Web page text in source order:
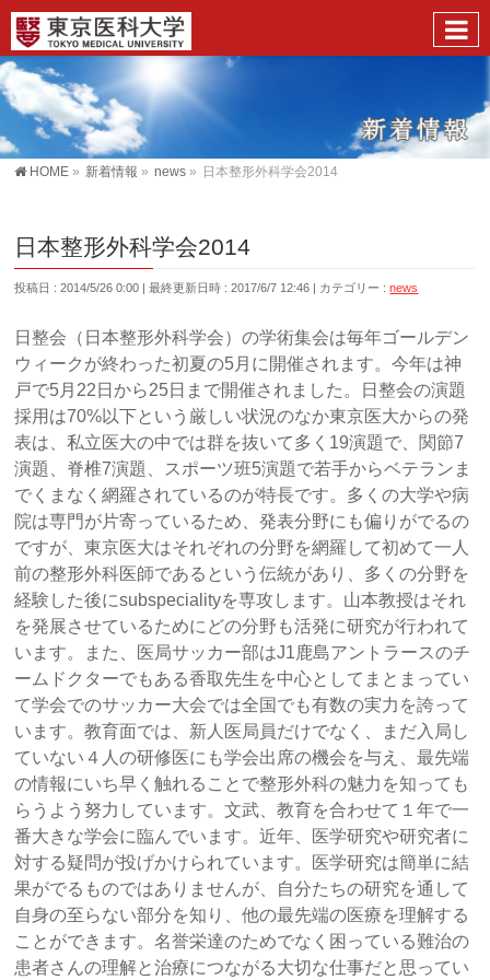
HOME » 新着情報 » news » 日本整形外科学会2014
日本整形外科学会2014
投稿日 : 2014/5/26 0:00 最終更新日時 : 2017/6/7 12:46 カテゴリー :news
日整会（日本整形外科学会）の学術集会は毎年ゴールデン
ウィークが終わった初夏の5月に開催されます。今年は神
戸で5月22日から25日まで開催されました。日整会の演題
採用は70%以下という厳しい状況のなか東京医大からの発
表は、私立医大の中では群を抜いて多く19演題で、関節7
演題、脊椎7演題、スポーツ班5演題で若手からベテランま
でくまなく網羅されているのが特長です。多くの大学や病
院は専門が片寄っているため、発表分野にも偏りがでるの
ですが、東京医大はそれぞれの分野を網羅して初めて一人
前の整形外科医師であるという伝統があり、多くの分野を
経験した後にsubspecialityを専攻します。山本教授はそれ
を発展させているためにどの分野も活発に研究が行われて
います。また、医局サッカー部はJ1鹿島アントラースのチ
ームドクターでもある香取先生を中心としてまとまってい
て学会でのサッカー大会では全国でも有数の実力を誇って
います。教育面では、新人医局員だけでなく、まだ入局し
ていない４人の研修医にも学会出席の機会を与え、最先端
の情報にいち早く触れることで整形外科の魅力を知っても
らうよう努力しています。文武、教育を合わせて１年で一
番大きな学会に臨んでいます。近年、医学研究や研究者に
対する疑問が投げかけられています。医学研究は簡単に結
果がでるものではありませんが、自分たちの研究を通して
自身の至らない部分を知り、他の最先端の医療を理解する
ことができます。名誉栄達のためでなく困っている難治の
患者さんの理解と治療につながる大切な仕事だと思ってい